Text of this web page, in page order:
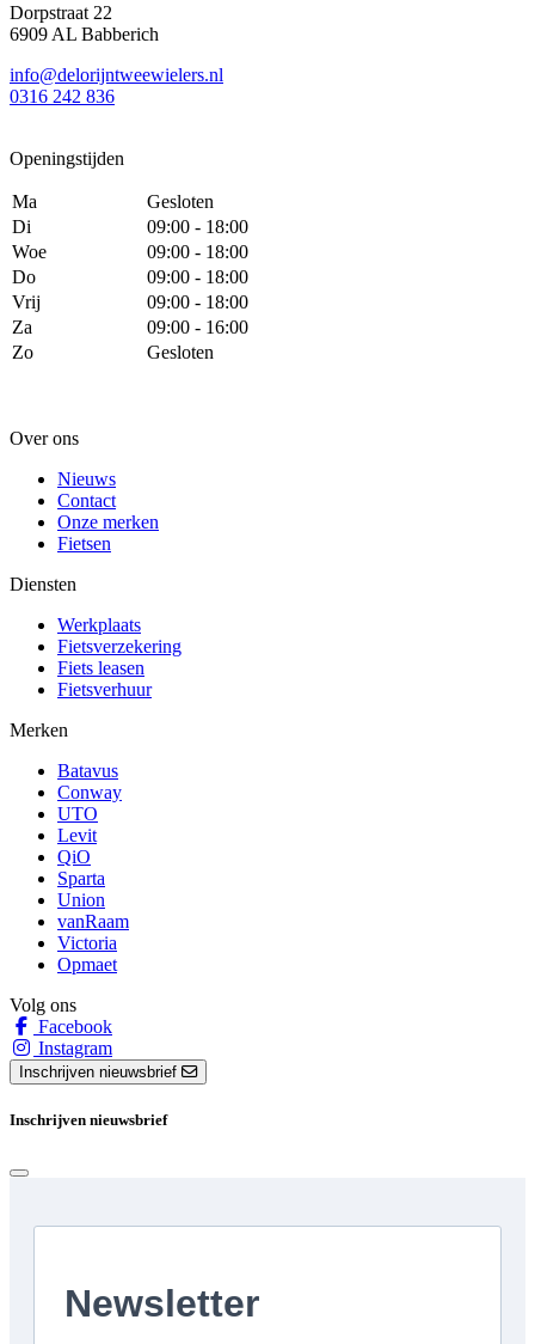
Dorpstraat 22
6909 AL Babberich
info@delorijntweewielers.nl
0316 242 836
Openingstijden
Ma
Gesloten
Di
09:00 - 18:00
Woe
09:00 - 18:00
Do
09:00 - 18:00
Vrij
09:00 - 18:00
Za
09:00 - 16:00
Zo
Gesloten
Over ons
Nieuws
Contact
Onze merken
Fietsen
Diensten
Werkplaats
Fietsverzekering
Fiets leasen
Fietsverhuur
Merken
Batavus
Conway
UTO
Levit
QiO
Sparta
Union
vanRaam
Victoria
Opmaet
Volg ons
Facebook
Instagram
Inschrijven nieuwsbrief
Inschrijven nieuwsbrief